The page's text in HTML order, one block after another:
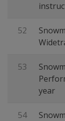
52
53
year
54